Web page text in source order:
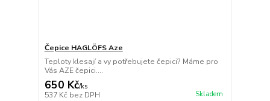
Čepice HAGLÖFS Aze
Teploty klesají a vy potřebujete čepici? Máme pro
Vás AZE čepici....
650 Kč/ks
537 Kč bez DPH Skladem